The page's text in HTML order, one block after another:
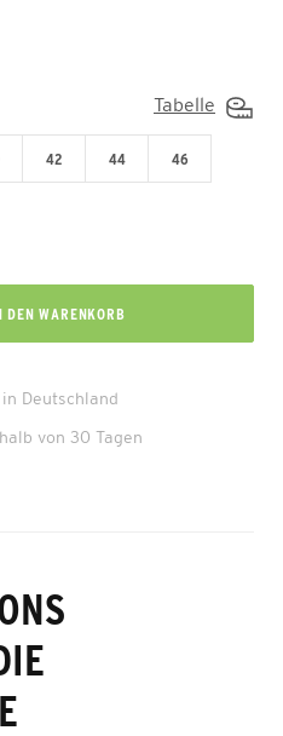
Tabelle
42 44 46
DEN WARENKORB
Deutschland
von 30 Tagen